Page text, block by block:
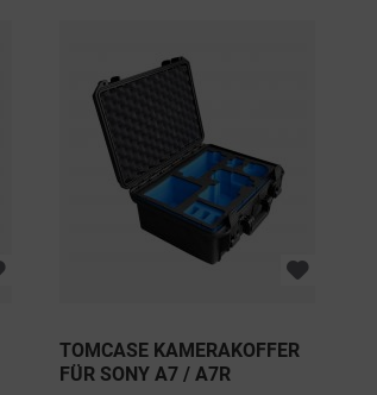
TOMCASE KAMERAKOFFER
FÜR SONY A7 / A7R